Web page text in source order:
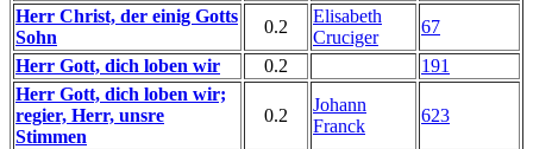
Herr Christ, der einig Gotts
Sohn
0.2
Elisabeth
Cruciger
67
Herr Gott, dich loben wir
0.2
191
Herr Gott, dich loben wir;
regier, Herr, unsre
Stimmen
0.2
Johann
Franck
623